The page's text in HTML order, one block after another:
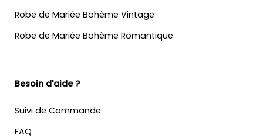
Robe de Mariée Bohème Vintage
Robe de Mariée Bohème Romantique
Besoin d'aide ?
Suivi de Commande
FAQ